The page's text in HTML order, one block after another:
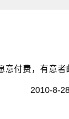
意付费，有意者
2010-8-